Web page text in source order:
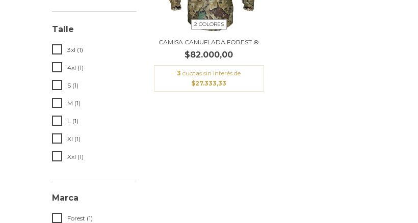
Talle
3xl (1)
4xl (1)
S (1)
M (1)
L (1)
Xl (1)
Xxl (1)
Marca
Forest (1)
2 COLORES
CAMISA CAMUFLADA FOREST ®
$82.000,00
3 cuotas sin interés de
$27.333,33